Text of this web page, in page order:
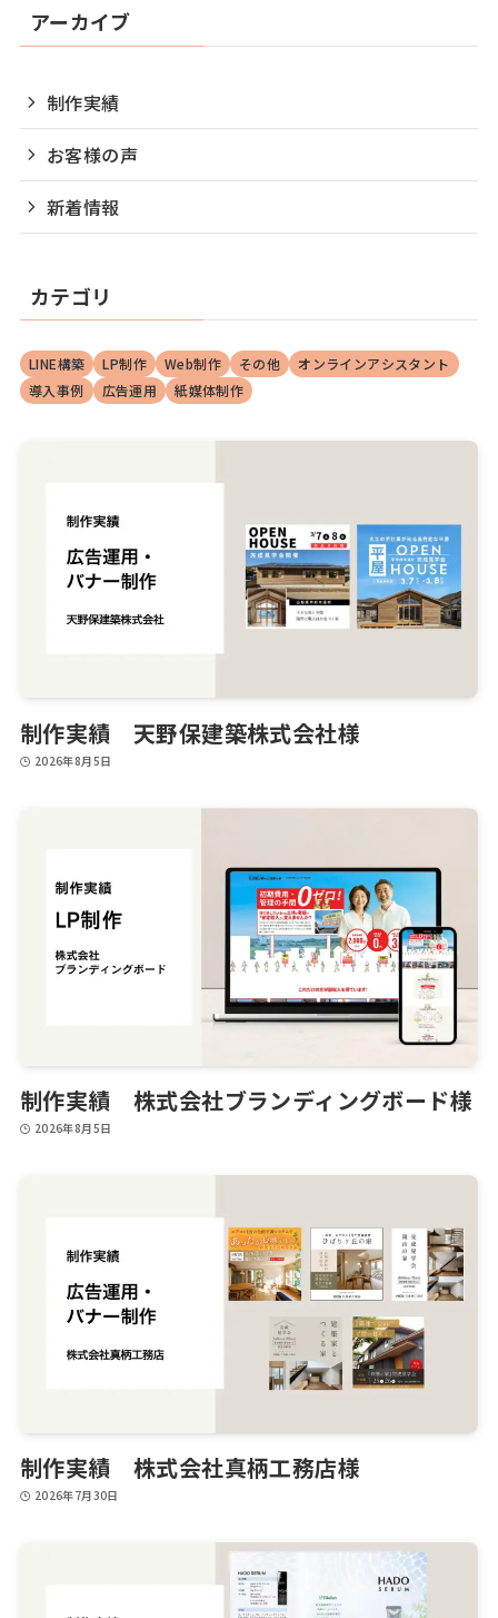
アーカイブ
制作実績
お客様の声
新着情報
カテゴリ
LINE構築 LP制作 Web制作 その他
オンラインアシスタント
導入事例
広告運用 紙媒体制作
制作実績 天野保建築株式会社様
2026年8月5日
制作実績 株式会社ブランディングボード様
2026年8月5日
制作実績 株式会社真柄工務店様
2026年7月30日